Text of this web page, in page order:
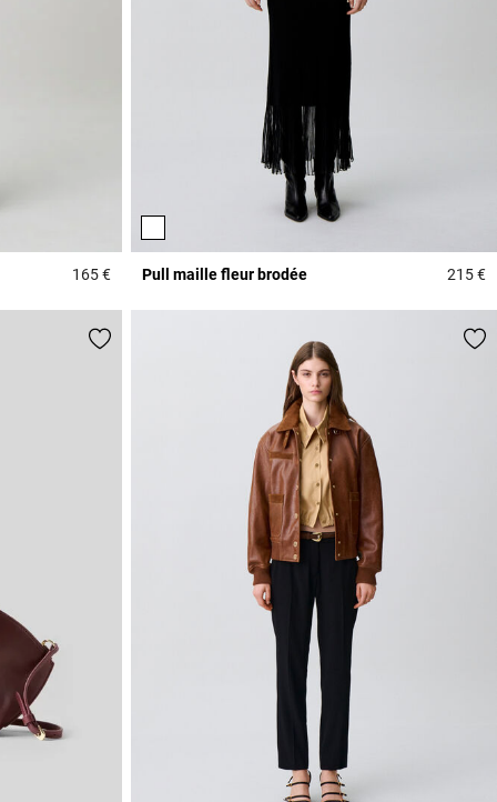
165 €3,6 out of 5 Customer Rating
Pull maille fleur brodée 215 €4